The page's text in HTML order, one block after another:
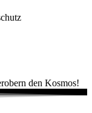
den Kosmos!